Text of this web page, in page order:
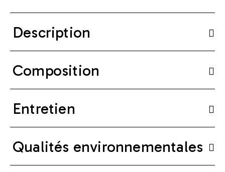
Description
Composition
Entretien
Qualités environnementales